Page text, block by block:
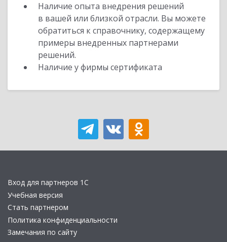
Наличие опыта внедрения решений
в вашей или близкой отрасли. Вы можете
обратиться к справочнику, содержащему
примеры внедренных партнерами
решений.
Наличие у фирмы сертификата
Вход для партнеров 1С
Учебная версия
Стать партнером
Политика конфиденциальности
Замечания по сайту